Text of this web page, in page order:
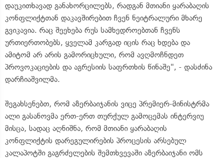
დაუკითხავად განახორცილებს, რადგან მთიანი ყარაბაღის
კონფლიქტთან დაკავშირებით ჩვენ ნეიტრალური მხარე
გვიკავია. რაც შეეხება რუს სამხედროებთან ჩვენს
ურთიერთობებს, ყველამ კარგად იცის რაც ხდება და
ამიტომ არ არის გამორიცხული, რომ ავღმოჩნდეთ
პროვოკაციების და აგრესიის საფრთხის წინაშე", - დასძინა
დარჩიაშვილმა.
შეგახსენებთ, რომ აზერბაიჯანის ვიცე პრემიერ-მინისტრმა
ალი გასანოვმა ერთ-ერთ თურქულ გამოცემას ინტერვიუ
მისცა, სადაც აღნიშნა, რომ მთიანი ყარაბაღის
კონფლიქტის დარეგულირების პროცესის არსებულ
კალაპოტში გაგრძელების შემთხვევაში აზერბაიჯანი ომს